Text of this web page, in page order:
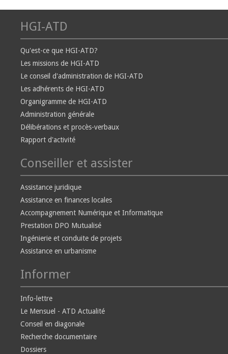
HGI-ATD
Qu'est-ce que HGI-ATD?
Les missions de HGI-ATD
Le conseil d'administration de HGI-ATD
Les adhérents de HGI-ATD
Organigramme de HGI-ATD
Administration générale
Délibérations et procès-verbaux
Rapport d'activité
Conseiller et assister
Assistance juridique
Assistance en finances locales
Accompagnement Numérique et Informatique
Prestation DPO Mutualisé
Ingénierie et conduite de projets
Assistance en urbanisme
Informer
Info-lettre
Le Mensuel - ATD Actualité
Conseil en diagonale
Recherche documentaire
Dossiers